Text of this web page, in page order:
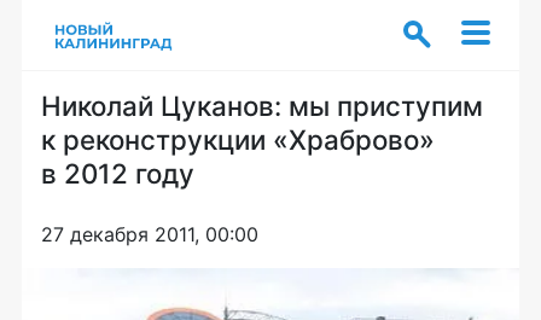
Николай Цуканов: мы приступим
к реконструкции «Храброво»
в 2012 году
27 декабря 2011, 00:00